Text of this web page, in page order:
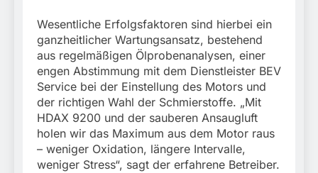
Wesentliche Erfolgsfaktoren sind hierbei ein
ganzheitlicher Wartungsansatz, bestehend
aus regelmäßigen Ölprobenanalysen, einer
engen Abstimmung mit dem Dienstleister BEV
Service bei der Einstellung des Motors und
der richtigen Wahl der Schmierstoffe. „Mit
HDAX 9200 und der sauberen Ansaugluft
holen wir das Maximum aus dem Motor raus
– weniger Oxidation, längere Intervalle,
weniger Stress“, sagt der erfahrene Betreiber.